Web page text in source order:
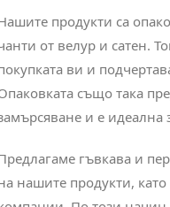
продукти са
от велур и сатен.
ви и
също така
и е идеална
гъвкава и
нашите продукти,